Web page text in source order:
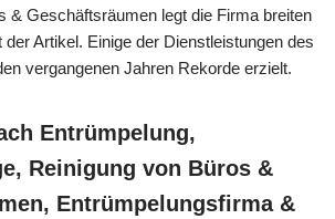
& Geschäftsräumen legt die Firma breiten
der Artikel. Einige der Dienstleistungen des
vergangenen Jahren Rekorde erzielt.
Entrümpelung,
Reinigung von Büros &
Entrümpelungsfirma &